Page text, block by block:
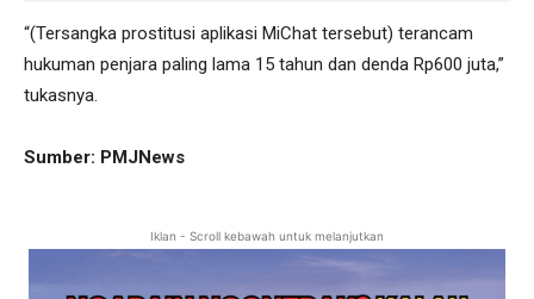
“(Tersangka prostitusi aplikasi MiChat tersebut) terancam
hukuman penjara paling lama 15 tahun dan denda Rp600 juta,”
tukasnya.
Sumber: PMJNews
Iklan - Scroll kebawah untuk melanjutkan